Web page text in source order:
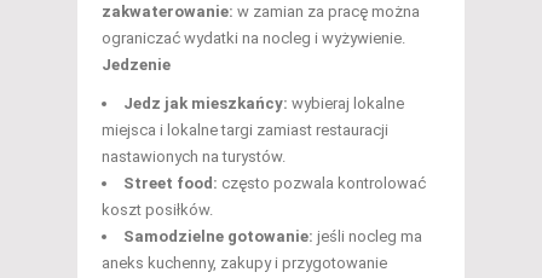
zakwaterowanie: w zamian za pracę można
ograniczać wydatki na nocleg i wyżywienie.
Jedzenie
Jedz jak mieszkańcy: wybieraj lokalne
miejsca i lokalne targi zamiast restauracji
nastawionych na turystów.
Street food: często pozwala kontrolować
koszt posiłków.
Samodzielne gotowanie: jeśli nocleg ma
aneks kuchenny, zakupy i przygotowanie